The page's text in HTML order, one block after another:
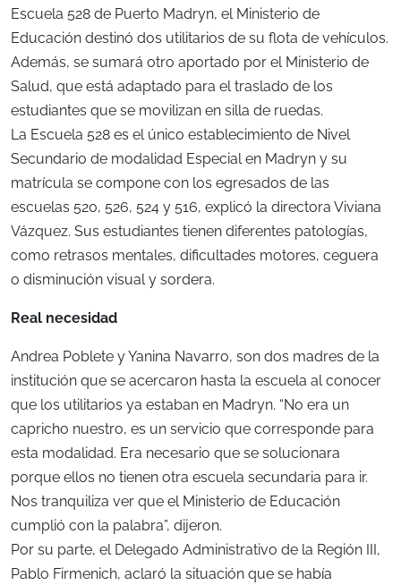
Escuela 528 de Puerto Madryn, el Ministerio de
Educación destinó dos utilitarios de su flota de vehículos.
Además, se sumará otro aportado por el Ministerio de
Salud, que está adaptado para el traslado de los
estudiantes que se movilizan en silla de ruedas.
La Escuela 528 es el único establecimiento de Nivel
Secundario de modalidad Especial en Madryn y su
matrícula se compone con los egresados de las
escuelas 520, 526, 524 y 516, explicó la directora Viviana
Vázquez. Sus estudiantes tienen diferentes patologías,
como retrasos mentales, dificultades motores, ceguera
o disminución visual y sordera.
Real necesidad
Andrea Poblete y Yanina Navarro, son dos madres de la
institución que se acercaron hasta la escuela al conocer
que los utilitarios ya estaban en Madryn. “No era un
capricho nuestro, es un servicio que corresponde para
esta modalidad. Era necesario que se solucionara
porque ellos no tienen otra escuela secundaria para ir.
Nos tranquiliza ver que el Ministerio de Educación
cumplió con la palabra”, dijeron.
Por su parte, el Delegado Administrativo de la Región III,
Pablo Firmenich, aclaró la situación que se había